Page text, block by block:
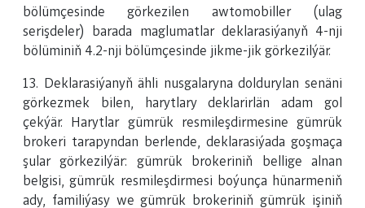
bölümçesinde görkezilen awtomobiller (ulag
serişdeler) barada maglumatlar deklarasiýanyň 4-nji
bölüminiň 4.2-nji bölümçesinde jikme-jik görkezilýär.
13. Deklarasiýanyň ähli nusgalaryna doldurylan senäni
görkezmek bilen, harytlary deklarirlän adam gol
çekýär. Harytlar gümrük resmileşdirmesine gümrük
brokeri tarapyndan berlende, deklarasiýada goşmaça
şular görkezilýär: gümrük brokeriniň bellige alnan
belgisi, gümrük resmileşdirmesi boýunça hünarmeniň
ady, familiýasy we gümrük brokeriniň gümrük işiniň